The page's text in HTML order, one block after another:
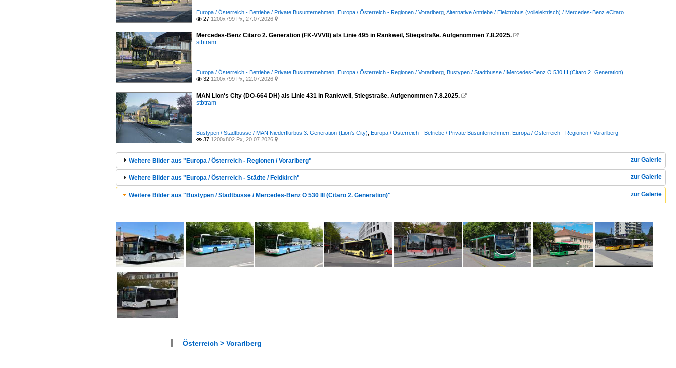
Europa / Österreich - Betriebe / Private Busunternehmen Europa / Österreich - Regionen / Vorarlberg Alternative Antriebe / Elektrobus (vollelektrisch) / Mercedes-Benz eCitaro
 27 1200x799 Px, 27.07.2026 
Mercedes-Benz Citaro 2. Generation (FK-VVV8) als Linie 495 in Rankweil, Stiegstraße. Aufgenommen 7.8.2025. 
stbtram
Europa / Österreich - Betriebe / Private Busunternehmen Europa / Österreich - Regionen / Vorarlberg Bustypen / Stadtbusse / Mercedes-Benz O 530 III (Citaro 2. Generation)
 32 1200x799 Px, 22.07.2026 
MAN Lion's City (DO-664 DH) als Linie 431 in Rankweil, Stiegstraße. Aufgenommen 7.8.2025. 
stbtram
Bustypen / Stadtbusse / MAN Niederflurbus 3. Generation (Lion's City) Europa / Österreich - Betriebe / Private Busunternehmen Europa / Österreich - Regionen / Vorarlberg
 37 1200x802 Px, 20.07.2026 
zur Galerie
Weitere Bilder aus "Europa / Österreich - Regionen / Vorarlberg"
zur Galerie
Weitere Bilder aus "Europa / Österreich - Städte / Feldkirch"
zur Galerie
Weitere Bilder aus "Bustypen / Stadtbusse / Mercedes-Benz O 530 III (Citaro 2. Generation)"
Österreich > Vorarlberg